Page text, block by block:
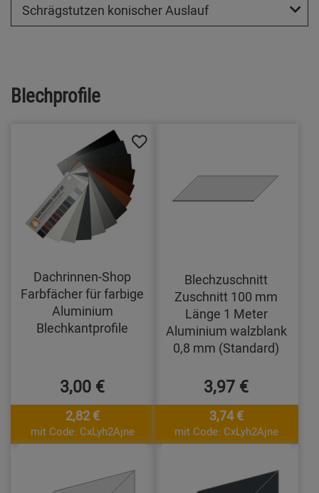
Schrägstutzen konischer Auslauf
Blechprofile
Dachrinnen-Shop
Farbfächer für farbige
Aluminium
Blechkantprofile
3,00 €
2,82 €
mit Code: CxLyh2Ajne
Blechzuschnitt
Zuschnitt 100 mm
Länge 1 Meter
Aluminium walzblank
0,8 mm (Standard)
3,97 €
3,74 €
mit Code: CxLyh2Ajne